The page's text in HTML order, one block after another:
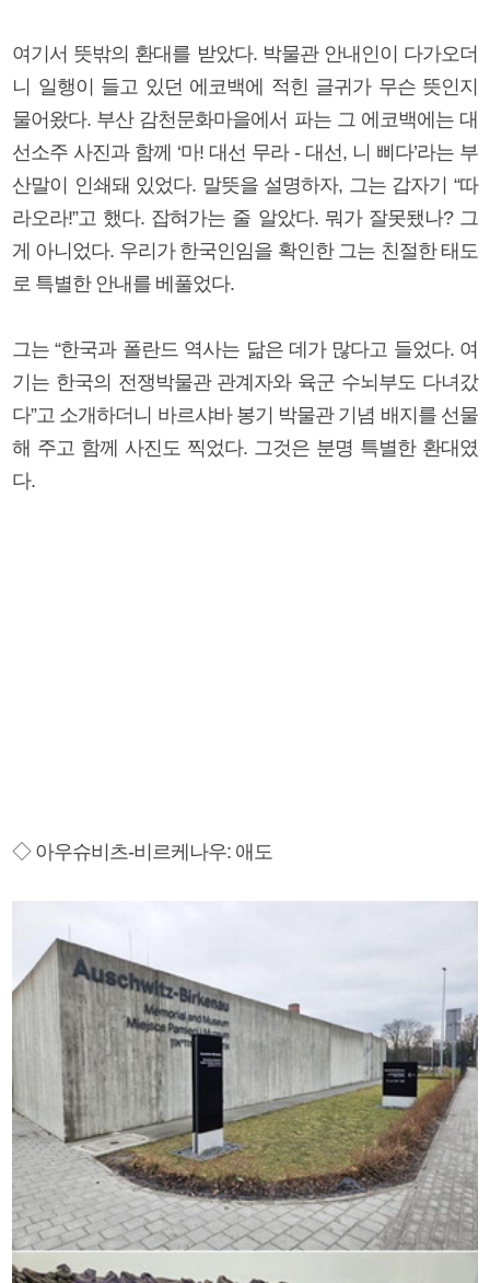
여기서 뜻밖의 환대를 받았다. 박물관 안내인이 다가오더
니 일행이 들고 있던 에코백에 적힌 글귀가 무슨 뜻인지
물어왔다. 부산 감천문화마을에서 파는 그 에코백에는 대
선소주 사진과 함께 ‘마! 대선 무라 - 대선, 니 삐다’라는 부
산말이 인쇄돼 있었다. 말뜻을 설명하자, 그는 갑자기 “따
라오라!”고 했다. 잡혀가는 줄 알았다. 뭐가 잘못됐나? 그
게 아니었다. 우리가 한국인임을 확인한 그는 친절한 태도
로 특별한 안내를 베풀었다.
그는 “한국과 폴란드 역사는 닮은 데가 많다고 들었다. 여
기는 한국의 전쟁박물관 관계자와 육군 수뇌부도 다녀갔
다”고 소개하더니 바르샤바 봉기 박물관 기념 배지를 선물
해 주고 함께 사진도 찍었다. 그것은 분명 특별한 환대였
다.
◇ 아우슈비츠-비르케나우: 애도